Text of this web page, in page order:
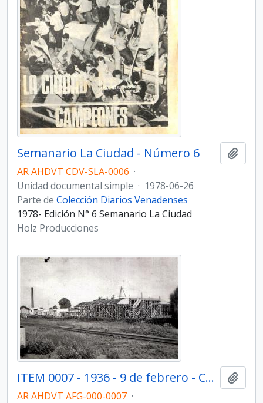
Semanario La Ciudad - Número 6
AR AHDVT CDV-SLA-0006 ·
Unidad documental simple · 1978-06-26
Parte de Colección Diarios Venadenses
1978- Edición N° 6 Semanario La Ciudad
Holz Producciones
ITEM 0007 - 1936 - 9 de febrero - Construcción del edificio Molino Fénix.
AR AHDVT AFG-000-0007 ·